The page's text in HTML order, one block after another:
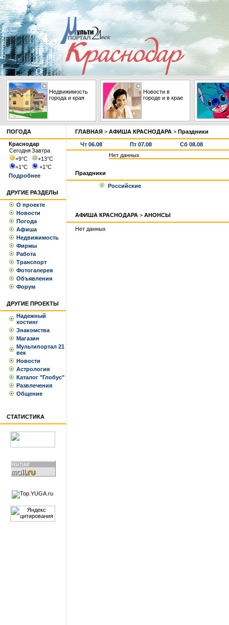
Недвижимость
города и края
Новости в
городе и в крае
ПОГОДА
Краснодар
СегодняЗавтра
+9°С +13°С
+1°С +1°С
Подробнее
ДРУГИЕ РАЗДЕЛЫ
О проекте
Новости
Погода
Афиша
Недвижимость
Фирмы
Работа
Транспорт
Фотогалерея
Объявления
Форум
ДРУГИЕ ПРОЕКТЫ
Надежный
хостинг
Знакомства
Магазин
Мультипортал 21
век
Новости
Астрология
Каталог "Глобус"
Развлечения
Общение
СТАТИСТИКА
ГЛАВНАЯ > АФИША КРАСНОДАРА > Праздники
Чт 06.08 Пт 07.08
Сб 08.08
Нет данных
Праздники
Российские
АФИША КРАСНОДАРА > АНОНСЫ
Нет данных